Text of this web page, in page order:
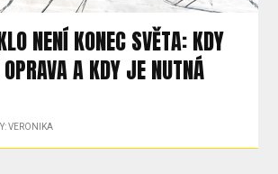
NENÍ KONEC SVĚTA: KDY
A KDY JE NUTNÁ
VERONIKA